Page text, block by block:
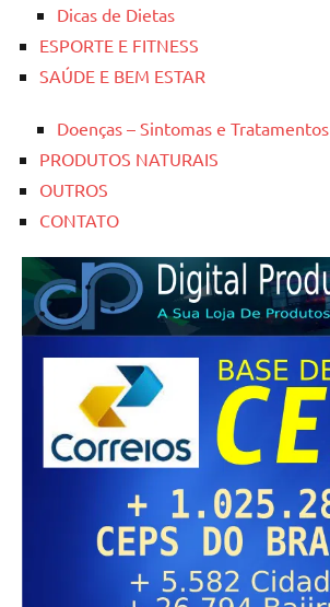
Dicas de Dietas
ESPORTE E FITNESS
SAÚDE E BEM ESTAR
Doenças – Sintomas e Tratamentos
PRODUTOS NATURAIS
OUTROS
CONTATO